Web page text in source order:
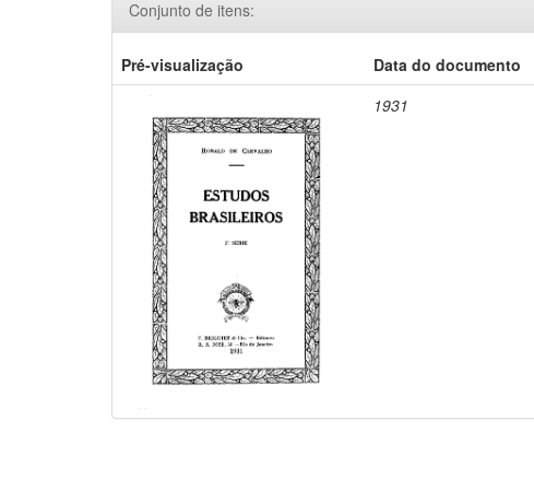
Conjunto de itens:
Pré-visualização Data do documento
1931